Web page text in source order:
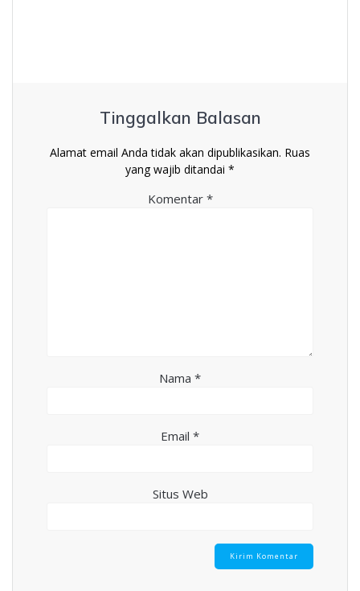
Tinggalkan Balasan
Alamat email Anda tidak akan dipublikasikan. Ruas
yang wajib ditandai *
Komentar *
Nama *
Email *
Situs Web